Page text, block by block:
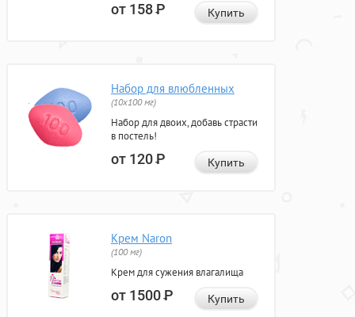
от 158Р Купить
Набор для влюбленных
(10х100 мг)
Набор для двоих, добавь страсти
в постель!
от 120Р Купить
Крем Naron
(100 мг)
Крем для сужения влагалища
от 1500Р Купить